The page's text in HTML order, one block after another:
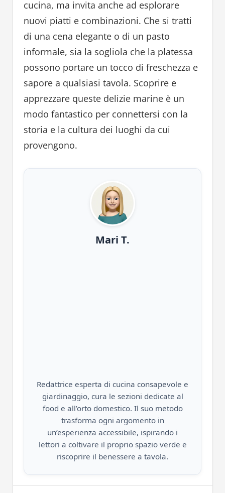
cucina, ma invita anche ad esplorare
nuovi piatti e combinazioni. Che si tratti
di una cena elegante o di un pasto
informale, sia la sogliola che la platessa
possono portare un tocco di freschezza e
sapore a qualsiasi tavola. Scoprire e
apprezzare queste delizie marine è un
modo fantastico per connettersi con la
storia e la cultura dei luoghi da cui
provengono.
Mari T.
Redattrice esperta di cucina consapevole e
giardinaggio, cura le sezioni dedicate al
food e all’orto domestico. Il suo metodo
trasforma ogni argomento in
un’esperienza accessibile, ispirando i
lettori a coltivare il proprio spazio verde e
riscoprire il benessere a tavola.